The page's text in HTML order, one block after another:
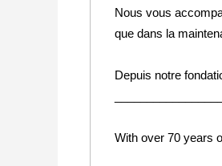
Nous vous
que dans la
Depuis notre
With over 70 years